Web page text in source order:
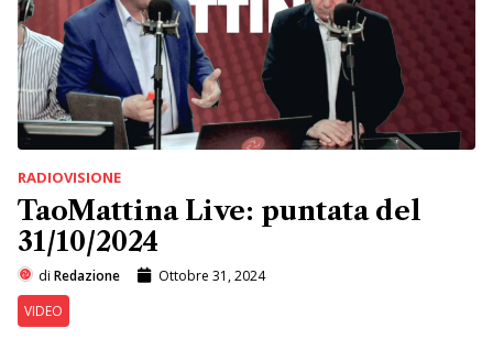
RADIOVISIONE
TaoMattina Live: puntata del
31/10/2024
di Redazione
Ottobre 31, 2024
VIDEO